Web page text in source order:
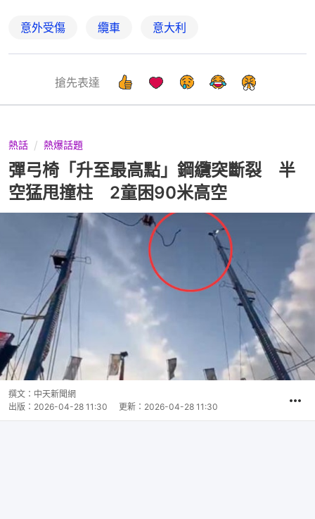
意外受傷 纜車 意大利
搶先表達
熱話 熱爆話題
彈弓椅「升至最高點」鋼纜突斷裂 半
空猛甩撞柱 2童困90米高空
撰文： 中天新聞網
出版： 2026-04-28 11:30 更新： 2026-04-28 11:30